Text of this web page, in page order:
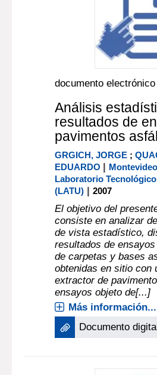
documento electrónico
Análisis
resultados de
pavimentos
GRGICH, JORGE ;
EDUARDO |
Laboratorio
(LATU) |2007
El objetivo del
consiste en analizar
de vista estadístico,
resultados de
de carpetas y bases
obtenidas en sitio con
extractor de
ensayos objeto de[...]
Más información...
Documento